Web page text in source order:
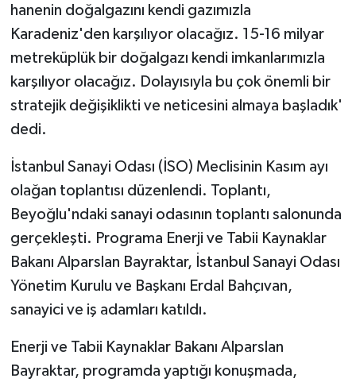
hanenin doğalgazını kendi gazımızla
Karadeniz'den karşılıyor olacağız. 15-16 milyar
metreküplük bir doğalgazı kendi imkanlarımızla
karşılıyor olacağız. Dolayısıyla bu çok önemli bir
stratejik değişiklikti ve neticesini almaya başladık'
dedi.
İstanbul Sanayi Odası (İSO) Meclisinin Kasım ayı
olağan toplantısı düzenlendi. Toplantı,
Beyoğlu'ndaki sanayi odasının toplantı salonunda
gerçekleşti. Programa Enerji ve Tabii Kaynaklar
Bakanı Alparslan Bayraktar, İstanbul Sanayi Odası
Yönetim Kurulu ve Başkanı Erdal Bahçıvan,
sanayici ve iş adamları katıldı.
Enerji ve Tabii Kaynaklar Bakanı Alparslan
Bayraktar, programda yaptığı konuşmada,